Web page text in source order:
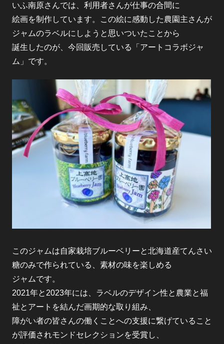
いふ南原さんでは、利用者さんが仕事の合間に
絵画を制作しています。この絵に感動した農園主さんが
ジャムのラベルにしようと思いついたことから
誕生したのが、今回販売している「アートコラボジャ
ム」です。
このジャムは自家栽培ブルーベリーと北海道産てんさい
糖のみで作られている、素材の味を楽しめる
ジャムです。
2021年と2023年には、ラベルのデザイン性と農業と福
祉とアートを結んだ画期的な取り組み、
障がい者の皆さんの働くことへの支援に繋げていること
が評価されモンドセレクションを受賞し、